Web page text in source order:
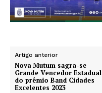
Artigo anterior
Nova Mutum sagra-se
Grande Vencedor Estadual
do prêmio Band Cidades
Excelentes 2023